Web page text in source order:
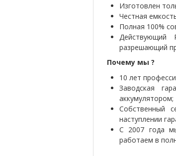
Изготовлен
Честная
Полная 100%
Действующий
разрешающий
Почему мы ?
10 лет
Заводская
аккумулятором;
Собственный
наступлении
С 2007 года
работаем в